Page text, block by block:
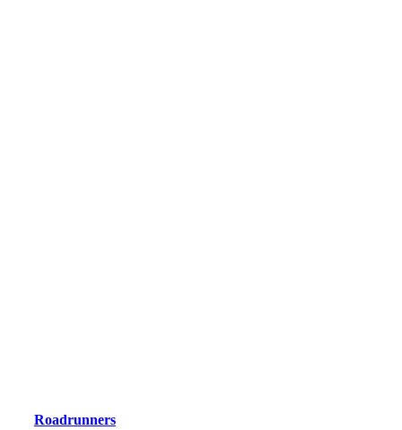
Roadrunners